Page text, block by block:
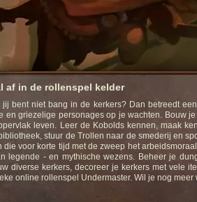
af in de rollenspel kelder
jij bent niet bang in de kerkers? Dan betreedt
en griezelige personages op je wachten. Bouw
leven. Leer de Kobolds kennen, maak
stuur de Trollen naar de smederij en
die voor korte tijd met de zweep het
legende - en mythische wezens. Beheer je
diverse kerkers, decoreer je kerkers met vele
online rollenspel Undermaster. Wil je nog